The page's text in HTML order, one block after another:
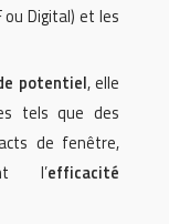
Digital) et les
potentiel, elle
tels que des
de fenêtre,
l’efficacité